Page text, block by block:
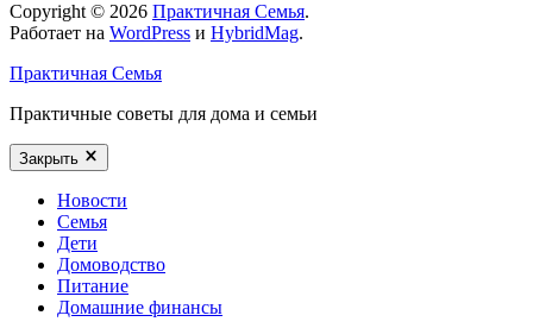
Copyright © 2026 Практичная Семья.
Работает на WordPress и HybridMag.
Практичная Семья
Практичные советы для дома и семьи
Закрыть
Новости
Семья
Дети
Домоводство
Питание
Домашние финансы